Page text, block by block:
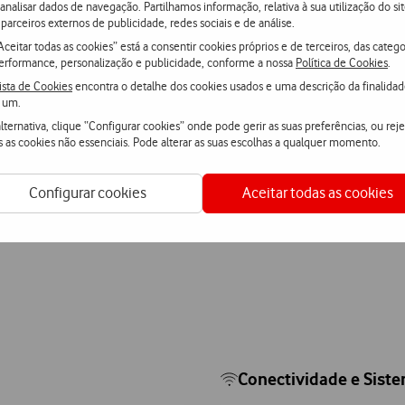
dados de navegação. Partilhamos informação, relativa à sua utilização do
externos de publicidade, redes sociais e de análise.
todas as cookies” está a consentir cookies próprios e de terceiros, das
personalização e publicidade, conforme a nossa Política de Cookies
de Cookiesencontra o detalhe dos cookies usados e uma descrição da
clique “Configurar cookies” onde pode gerir as suas preferências, ou
as cookies não essenciais. Pode alterar as suas escolhas a qualquer momento.
Configurar cookies Aceitar todas as cookies
Ver mais
Conectividade e